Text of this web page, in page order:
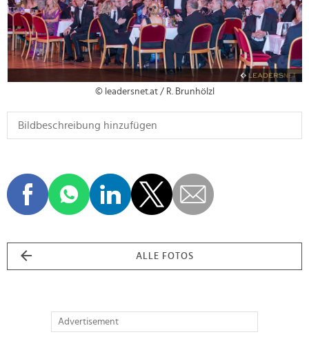
© leadersnet.at / R. Brunhölzl
ALLE FOTOS
Advertisement